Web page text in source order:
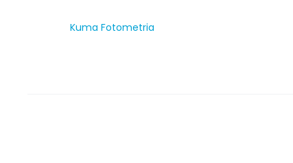
Kuma Fotometria